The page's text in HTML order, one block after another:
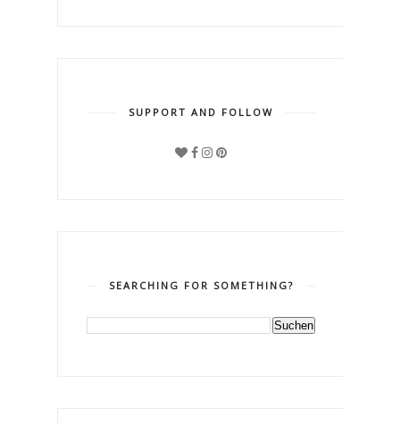
SUPPORT AND FOLLOW
SEARCHING FOR SOMETHING?